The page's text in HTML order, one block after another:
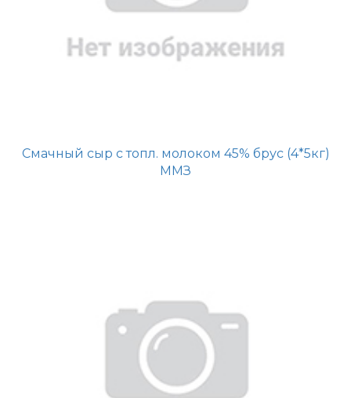
Смачный сыр с топл. молоком 45% брус (4*5кг)
ММЗ